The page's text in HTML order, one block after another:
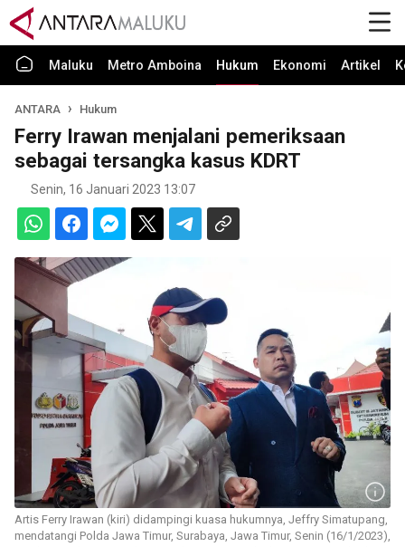
Maluku Metro Amboina Hukum Ekonomi Artikel
ANTARA Hukum
Ferry Irawan menjalani pemeriksaan
sebagai tersangka kasus KDRT
Senin, 16 Januari 2023 13:07
Artis Ferry Irawan (kiri) didampingi kuasa hukumnya, Jeffry Simatupang,
mendatangi Polda Jawa Timur, Surabaya, Jawa Timur, Senin (16/1/2023),